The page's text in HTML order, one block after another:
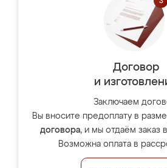
Договор
и
Заключаем
Вы вносите предоплату в
договора, и мы отдаём заказ
Возможна оплата в